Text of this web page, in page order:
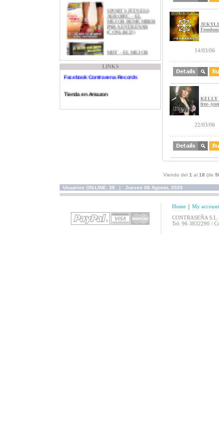
AEROBIC - EL
MEJOR REMEMBER
PARA ENTRENAR
(CON526CD)
MDT - EL MEJOR
REMEMBER EN
ESPAñOL
(CON511CD)
LOS Nº1 DE LOS
(CON495CD)
ORO DEL POP
ESPAÑOL
(CON505CD)
LINKS
Contraseña Records
Myspace Contraseña Records
Canal Youtube Contrasena Records
Facebook Contrasena Records
Tienda en Amazon
14/03/06
KELLY
free-
22/03/06
Viendo del 1 al 18 (de
Usuarios ON-LINE: 38 | Jueves 06 Agosto, 2026
Home
My account
CONTRASEÑA
Tel: 96 3832290 /